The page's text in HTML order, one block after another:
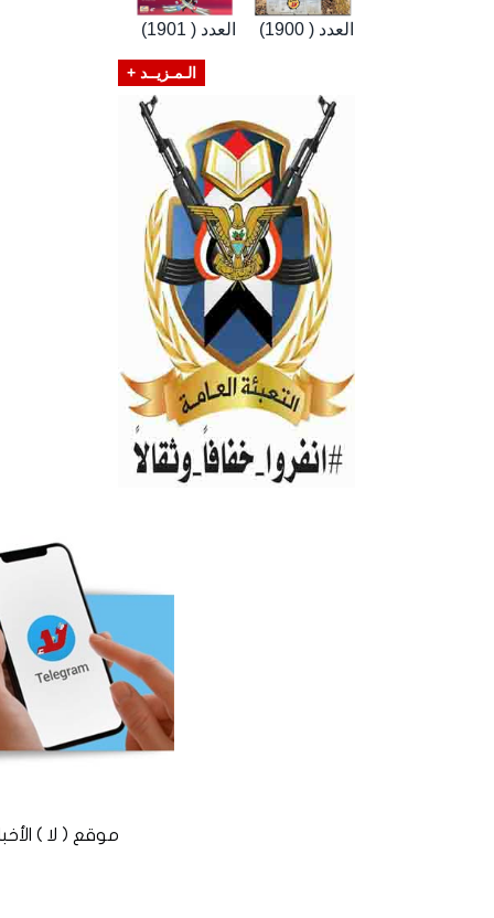
العدد ( 1901) العدد ( 1900)
الـمـزيــد +
موقع ( لا ) الأخباري المستقل ©